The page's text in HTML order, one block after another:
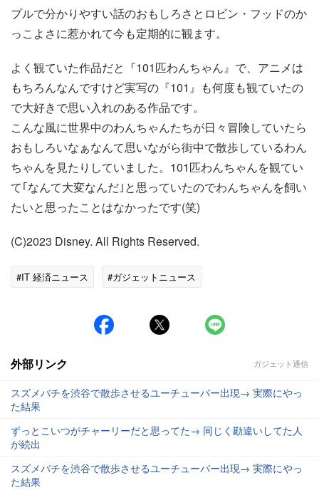
プルで分かりやすい話のおもしろさとロビン・フッドのか
っこよさに惹かれて今も定期的に観ます。
よく観ていた作品だと『101匹わんちゃん』で、アニメは
もちろんなんですけど実写の『101』も何度も観ていたの
で大好きで思い入れのある作品です。
こんな風に世界中のわんちゃんたちが日々冒険していたら
おもしろいなぁなんて思いながら街中で散歩しているわん
ちゃんを見たりしていました。101匹わんちゃんを観てい
て｢なんて大変なんだ｣と思っていたのでわんちゃんを飼い
たいと思ったことはなかったです(笑)
(C)2023 Disney. All Rights Reserved.
#IT 経済ニュース #ガジェットニュース
外部リンク ガジェット通信
スズメバチを渋谷で散歩させるユーチューバー出現→ 実際にやっ
た結果
ずっとこいつがチャーリーだと思ってた→ 同じく勘違いしてた人
が続出
スズメバチを渋谷で散歩させるユーチューバー出現→ 実際にやっ
た結果